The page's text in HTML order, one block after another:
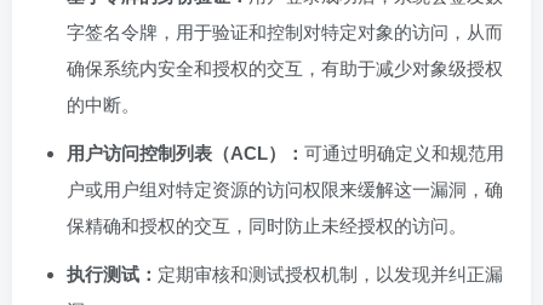
字签名令牌，用于验证和控制对特定对象的访问，从而
确保系统内安全和授权的交互，有助于减少对象级授权
的中断。
用户访问控制列表（ACL）： 可通过明确定义和规范用
户或用户组对特定资源的访问权限来缓解这一漏洞，确
保精确和授权的交互，同时防止未经授权的访问。
执行测试： 定期审核和测试授权机制，以发现并纠正漏